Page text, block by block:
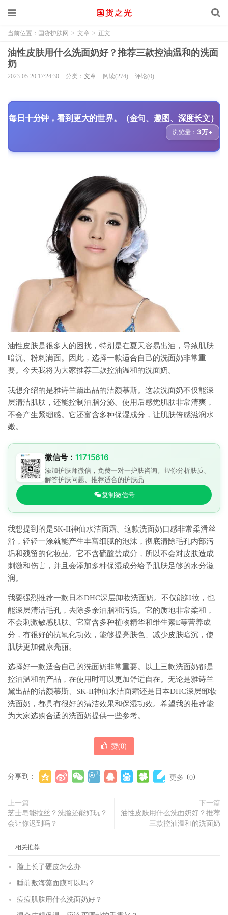
当前位置： 国货护肤网 > 文章 > 正文
油性皮肤用什么洗面奶好？推荐三款控油温和的洗面
奶
2023-05-20 17:24:30 分类： 文章 阅读(274) 评论(0)
每日十分钟，看到更大的世界。（金句、趣图、深度长文）
浏览量： 3万+
油性皮肤是很多人的困扰，特别是在夏天容易出油，导致肌肤
暗沉、粉刺满面。因此，选择一款适合自己的洗面奶非常重
要。今天我将为大家推荐三款控油温和的洗面奶。
我想介绍的是雅诗兰黛出品的洁颜慕斯。这款洗面奶不仅能深
层清洁肌肤，还能控制油脂分泌。使用后感觉肌肤非常清爽，
不会产生紧绷感。它还富含多种保湿成分，让肌肤倍感滋润水
嫩。
微信号： 11715616
添加护肤师微信，免费一对一护肤咨询。帮你分析肤质、
解答护肤问题、推荐适合的护肤品
复制微信号
我想提到的是SK-II神仙水洁面霜。这款洗面奶口感非常柔滑丝
滑，轻轻一涂就能产生丰富细腻的泡沫，彻底清除毛孔内部污
垢和残留的化妆品。它不含硫酸盐成分，所以不会对皮肤造成
刺激和伤害，并且会添加多种保湿成分给予肌肤足够的水分滋
润。
我要强烈推荐一款日本DHC深层卸妆洗面奶。不仅能卸妆，也
能深层清洁毛孔，去除多余油脂和污垢。它的质地非常柔和，
不会刺激敏感肌肤。它富含多种植物精华和维生素E等营养成
分，有很好的抗氧化功效，能够提亮肤色、减少皮肤暗沉，使
肌肤更加健康亮丽。
选择好一款适合自己的洗面奶非常重要。以上三款洗面奶都是
控油温和的产品，在使用时可以更加舒适自在。无论是雅诗兰
黛出品的洁颜慕斯、SK-II神仙水洁面霜还是日本DHC深层卸妆
洗面奶，都具有很好的清洁效果和保湿功效。希望我的推荐能
为大家选购合适的洗面奶提供一些参考。
赞(0)
分享到： 更多 (0)
上一篇
芝士皂能拉丝？洗脸还能好玩？
会让你迟到吗？
下一篇
油性皮肤用什么洗面奶好？推荐
三款控油温和的洗面奶
相关推荐
脸上长了硬皮怎么办
睡前敷海藻面膜可以吗？
痘痘肌肤用什么洗面奶好？